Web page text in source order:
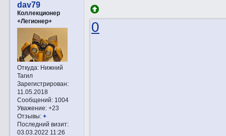
dav79
Коллекционер
+Легионер+
Откуда:Нижний
Тагил
Зарегистрирован:
11.05.2018
Сообщений:1004
Уважение: +23
Отзывы: +
Последний визит:
03.03.2022 11:26
0